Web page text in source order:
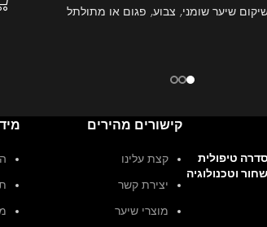
שיער שומני, צבוע, פגום או מתולתל
טיפולית
וטכנולוגיה
קישורים מהירים
קצת עלינו
יצירת קשר
מוצרי שיער